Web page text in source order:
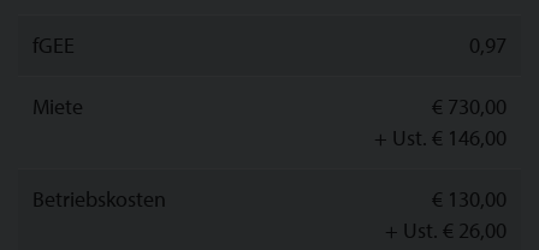
fGEE 0,97
Miete
€ 730,00
+ Ust. € 146,00
Betriebskosten
€ 130,00
+ Ust. € 26,00